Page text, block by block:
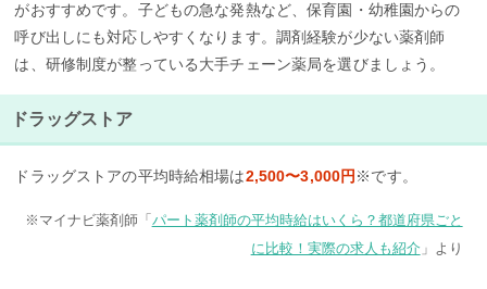
がおすすめです。子どもの急な発熱など、保育園・幼稚園からの
呼び出しにも対応しやすくなります。調剤経験が少ない薬剤師
は、研修制度が整っている大手チェーン薬局を選びましょう。
ドラッグストア
ドラッグストアの平均時給相場は2,500〜3,000円 ※です。
※マイナビ薬剤師「 パート薬剤師の平均時給はいくら？都道府県ごと
に比較！実際の求人も紹介」より